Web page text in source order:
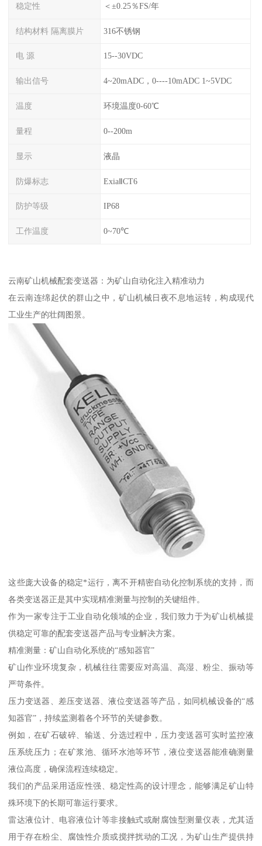
稳定性 ＜±0.25％FS/年
结构材料 隔离膜片 316不锈钢
电 源 15--30VDC
输出信号 4~20mADC，0----10mADC 1~5VDC
温度 环境温度0-60℃
量程 0--200m
显示 液晶
防爆标志 ExiaⅡCT6
防护等级 IP68
工作温度 0~70℃
云南矿山机械配套变送器：为矿山自动化注入精准动力
在云南连绵起伏的群山之中，矿山机械日夜不息地运转，构成现代
工业生产的壮阔图景。
这些庞大设备的稳定*运行，离不开精密自动化控制系统的支持，而
各类变送器正是其中实现精准测量与控制的关键组件。
作为一家专注于工业自动化领域的企业，我们致力于为矿山机械提
供稳定可靠的配套变送器产品与专业解决方案。
精准测量：矿山自动化系统的“感知器官”
矿山作业环境复杂，机械往往需要应对高温、高湿、粉尘、振动等
严苛条件。
压力变送器、差压变送器、液位变送器等产品，如同机械设备的“感
知器官”，持续监测着各个环节的关键参数。
例如，在矿石破碎、输送、分选过程中，压力变送器可实时监控液
压系统压力；在矿浆池、循环水池等环节，液位变送器能准确测量
液位高度，确保流程连续稳定。
我们的产品采用适应性强、稳定性高的设计理念，能够满足矿山特
殊环境下的长期可靠运行要求。
雷达液位计、电容液位计等非接触式或耐腐蚀型测量仪表，尤其适
用于存在粉尘、腐蚀性介质或搅拌扰动的工况，为矿山生产提供持